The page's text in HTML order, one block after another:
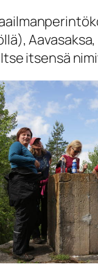
itsensä